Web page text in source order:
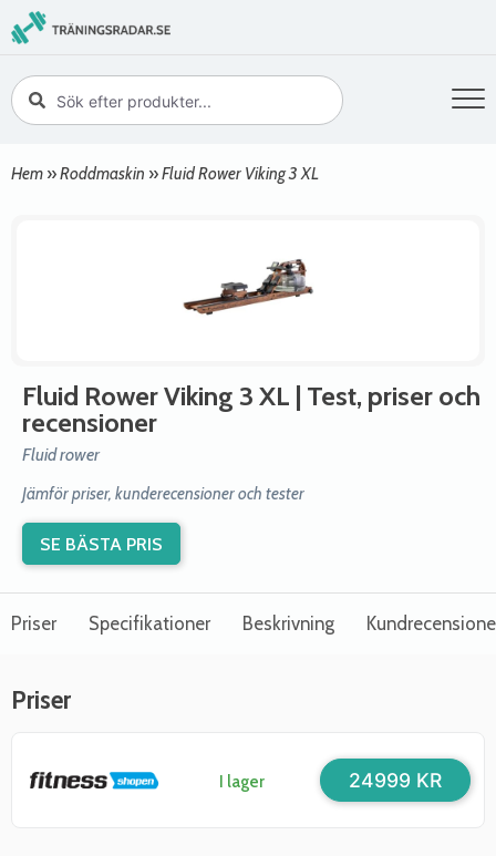
Hem »Roddmaskin »Fluid Rower Viking 3 XL
Fluid Rower Viking 3 XL | Test, priser och
recensioner
Fluid rower
Jämför priser, kunderecensioner och tester
SE BÄSTA PRIS
Priser Specifikationer Beskrivning
Priser
I lager 24999 KR